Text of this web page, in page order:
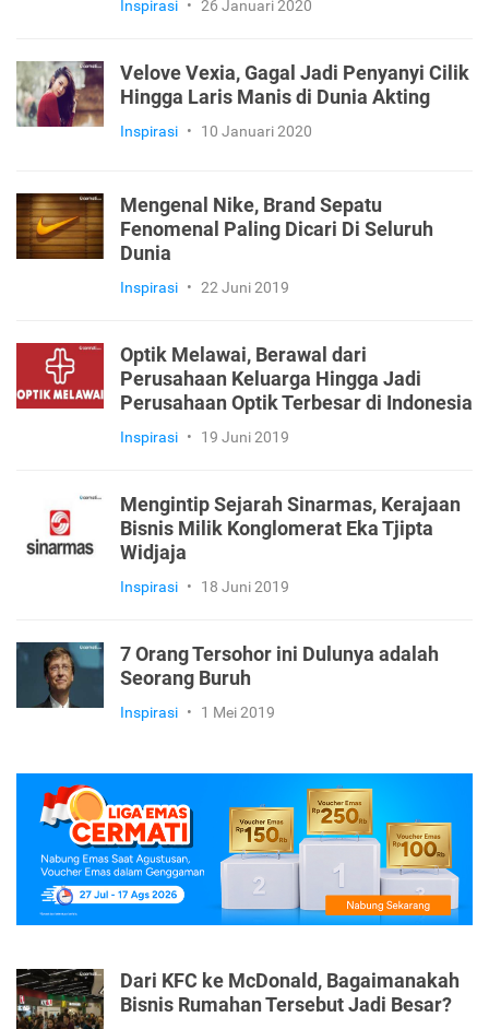
Inspirasi • 26 Januari 2020
Velove Vexia, Gagal Jadi Penyanyi Cilik
Hingga Laris Manis di Dunia Akting
Inspirasi • 10 Januari 2020
Mengenal Nike, Brand Sepatu
Fenomenal Paling Dicari Di Seluruh
Dunia
Inspirasi • 22 Juni 2019
Optik Melawai, Berawal dari
Perusahaan Keluarga Hingga Jadi
Perusahaan Optik Terbesar di Indonesia
Inspirasi • 19 Juni 2019
Mengintip Sejarah Sinarmas, Kerajaan
Bisnis Milik Konglomerat Eka Tjipta
Widjaja
Inspirasi • 18 Juni 2019
7 Orang Tersohor ini Dulunya adalah
Seorang Buruh
Inspirasi • 1 Mei 2019
Dari KFC ke McDonald, Bagaimanakah
Bisnis Rumahan Tersebut Jadi Besar?